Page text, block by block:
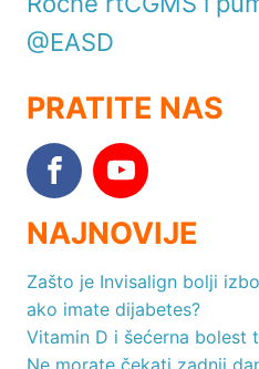
@EASD
PRATITE NAS
NAJNOVIJE
Zašto je Invisalign bolji
ako imate dijabetes?
Vitamin D i šećerna bolest
Ne morate čekati zadnji